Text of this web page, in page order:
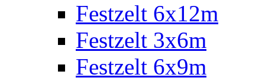
Festzelt 6x12m
Festzelt 3x6m
Festzelt 6x9m